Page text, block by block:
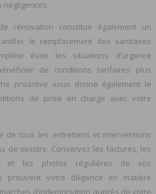
négligences.
rénovation constitue également un
le remplacement des sanitaires
évite les situations d’urgence
de conditions tarifaires plus
proactive vous donne également le
de prise en charge avec votre
de tous les entretiens et interventions
de sinistre. Conservez les factures, les
et les photos régulières de vos
prouvent votre diligence en matière